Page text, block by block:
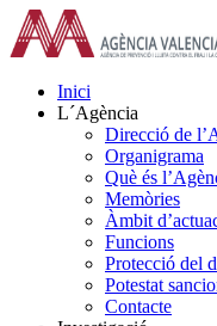
Skip
to
content
Inici
L´Agència
Direcció de
Organigrama
Què és
Memòries
Àmbit
Funcions
Protecció del
Potestat
Contacte